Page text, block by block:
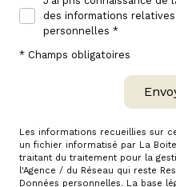
des informations
personnelles *
* Champs obligatoires
Les informations recueillies sur
un fichier informatisé par La
traitant du traitement pour la
l'Agence / du Réseau qui reste
Données personnelles. La base